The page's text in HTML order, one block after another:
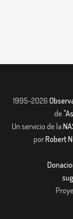
1995-2026
de
Un servicio de la
porRobert